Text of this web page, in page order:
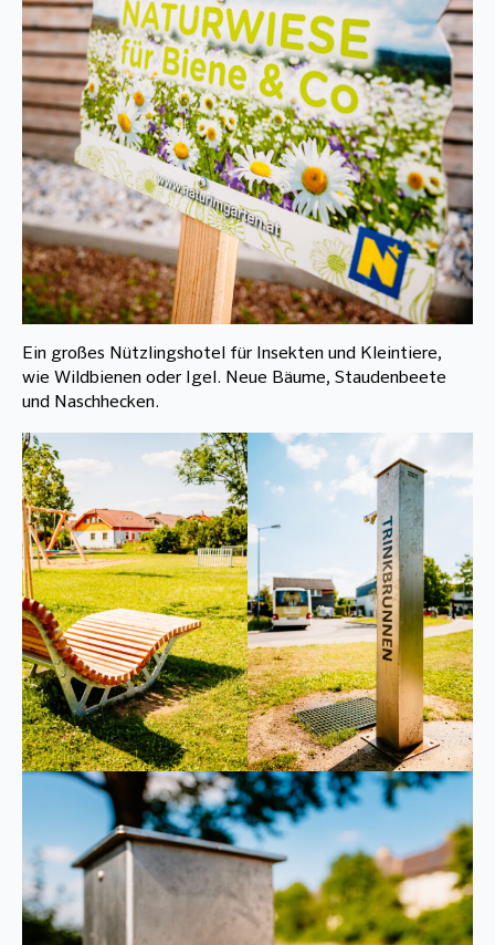
Ein großes Nützlingshotel für Insekten und Kleintiere,
wie Wildbienen oder Igel. Neue Bäume, Staudenbeete
und Naschhecken.